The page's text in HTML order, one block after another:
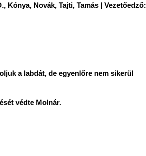
Kónya, Novák, Tajti, Tamás | Vezetőedző:
a labdát, de egyenlőre nem sikerül
védte Molnár.